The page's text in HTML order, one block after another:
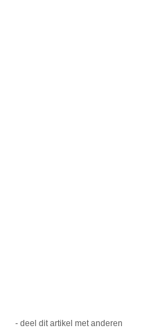
- deel dit artikel met anderen